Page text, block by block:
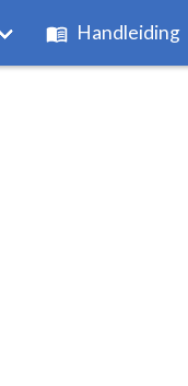
Handleiding